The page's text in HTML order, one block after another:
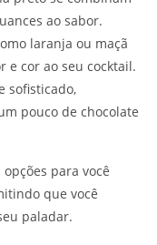
ao sabor.
laranja ou maçã
e cor ao seu cocktail.
sofisticado,
pouco de chocolate
para você
que você
paladar.